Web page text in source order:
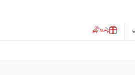
چندہ دیجئیے